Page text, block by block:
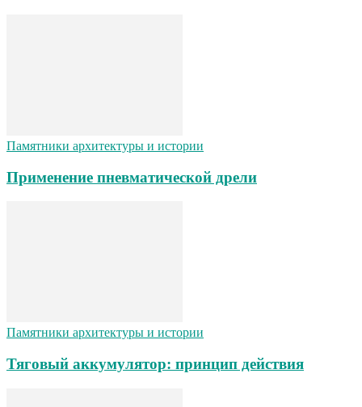
Памятники архитектуры и истории
Применение пневматической дрели
Памятники архитектуры и истории
Тяговый аккумулятор: принцип действия